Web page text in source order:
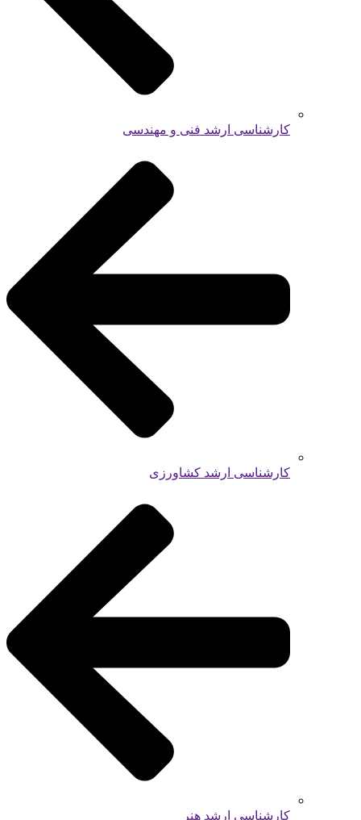
کارشناسی ارشد فنی و مهندسی
کارشناسی ارشد کشاورزی
کارشناسی ارشد هنر